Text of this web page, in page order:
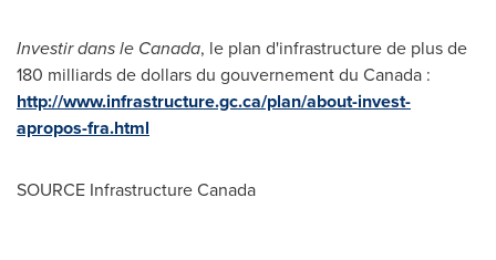
Investir dans le Canada, le plan d'infrastructure de plus de
180 milliards de dollars du gouvernement du Canada :
http://www.infrastructure.gc.ca/plan/about-invest-
apropos-fra.html
SOURCE Infrastructure Canada